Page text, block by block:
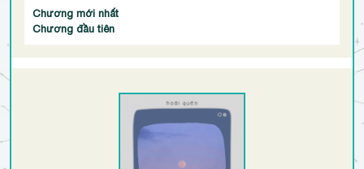
Chương mới nhất
Chương đầu tiên